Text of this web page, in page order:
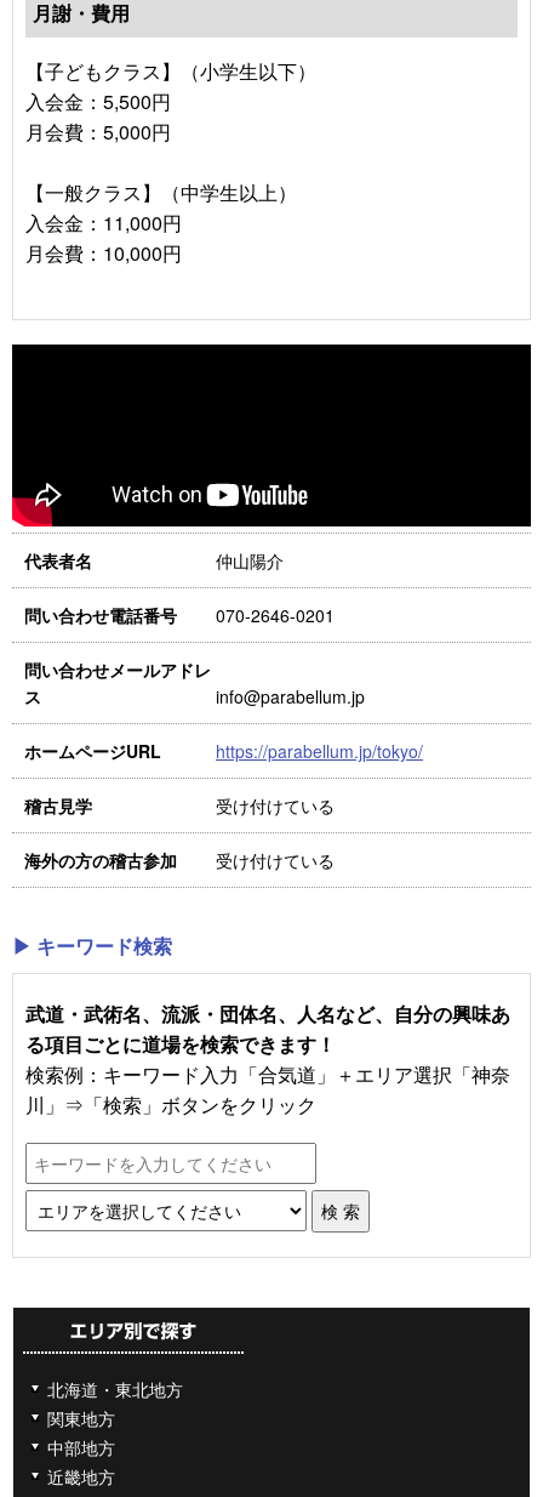
月謝・費用
【子どもクラス】（小学生以下）
入会金：5,500円
月会費：5,000円
【一般クラス】（中学生以上）
入会金：11,000円
月会費：10,000円
代表者名 仲山陽介
問い合わせ電話番号 070-2646-0201
問い合わせメールアドレ
ス
info@parabellum.jp
ホームページURL https://parabellum.jp/tokyo/
稽古見学 受け付けている
海外の方の稽古参加 受け付けている
▶ キーワード検索
武道・武術名、流派・団体名、人名など、自分の興味あ
る項目ごとに道場を検索できます！
検索例：キーワード入力「合気道」＋エリア選択「神奈
川」⇒「検索」ボタンをクリック
北海道・東北地方
関東地方
中部地方
近畿地方